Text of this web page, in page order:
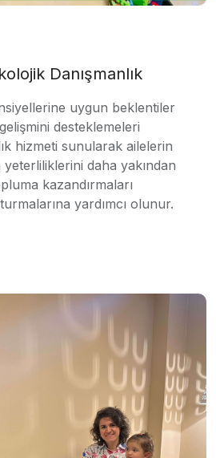
Danışmanlık
uygun beklentiler
desteklemeleri
hizmeti sunularak ailelerin
yeterliliklerini daha yakından
kazandırmaları
yardımcı olunur.